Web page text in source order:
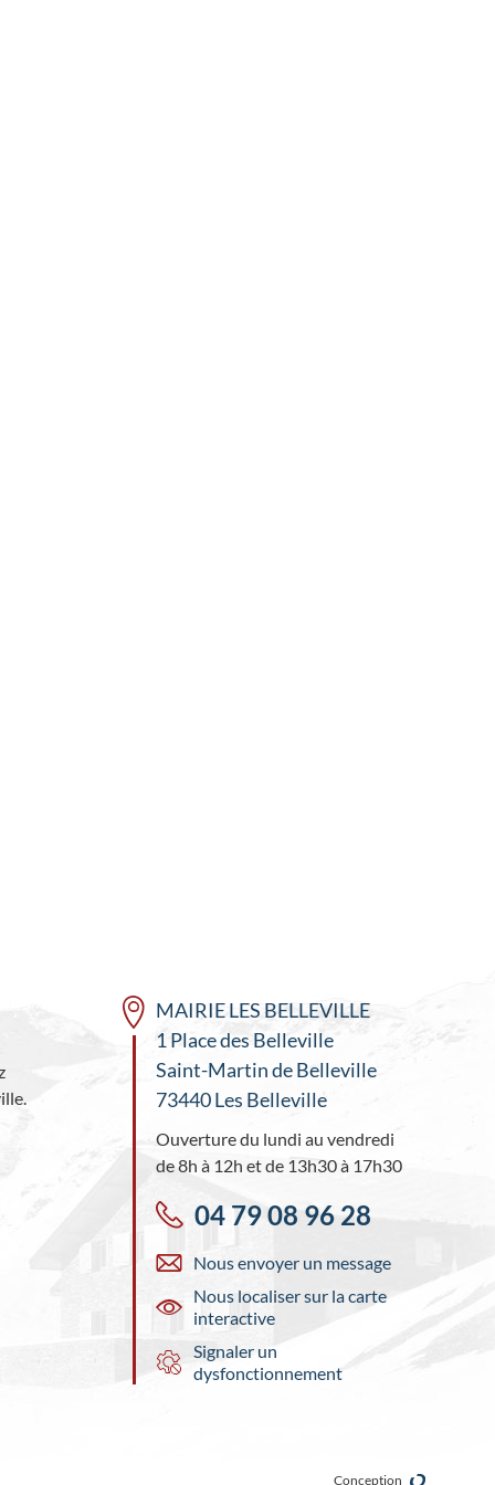
MAIRIE LES BELLEVILLE
1 Place des Belleville
Saint-Martin de Belleville
73440 Les Belleville
Ouverture du lundi au vendredi
de 8h à 12h et de 13h30 à 17h30
04 79 08 96 28
Nous envoyer un message
Nous localiser sur la carte
interactive
Signaler un
dysfonctionnement
Conception